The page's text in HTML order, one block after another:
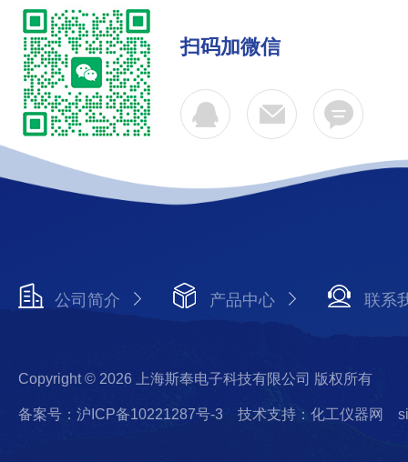
扫码加微信
公司简介 产品中心 联系
Copyright © 2026 上海斯奉电子科技有限公司 版权所有
备案号：沪ICP备10221287号-3 技术支持：化工仪器网